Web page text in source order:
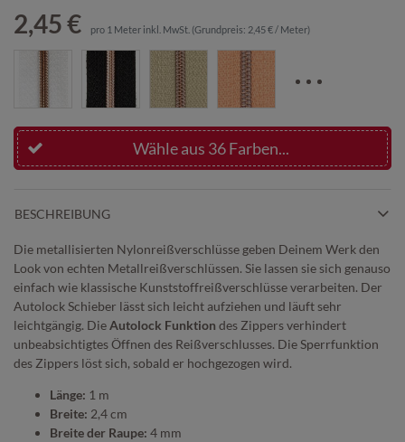
2,45 € pro 1 Meter inkl. MwSt. (Grundpreis: 2,45 € / Meter)
Wähle aus 36 Farben...
BESCHREIBUNG
Die metallisierten Nylonreißverschlüsse geben Deinem Werk den
Look von echten Metallreißverschlüssen. Sie lassen sie sich genauso
einfach wie klassische Kunststoffreißverschlüsse verarbeiten. Der
Autolock Schieber lässt sich leicht aufziehen und läuft sehr
leichtgängig. DieAutolock Funktion des Zippers verhindert
unbeabsichtigtes Öffnen des Reißverschlusses. Die Sperrfunktion
des Zippers löst sich, sobald er hochgezogen wird.
Länge: 1 m
Breite: 2,4 cm
Breite der Raupe: 4 mm